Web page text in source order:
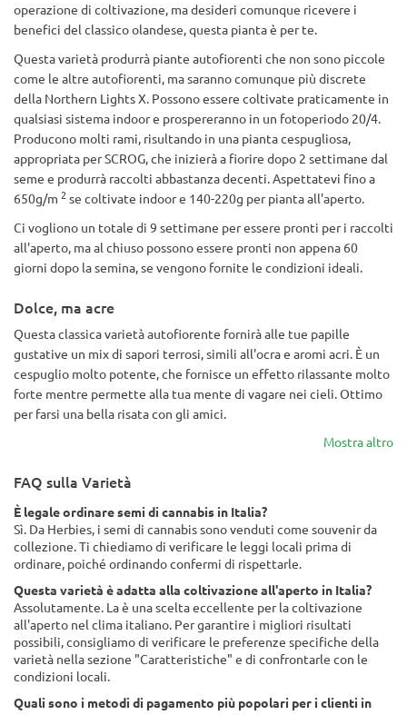
operazione di coltivazione, ma desideri comunque ricevere i
benefici del classico olandese, questa pianta è per te.
Questa varietà produrrà piante autofiorenti che non sono piccole
come le altre autofiorenti, ma saranno comunque più discrete
della Northern Lights X. Possono essere coltivate praticamente in
qualsiasi sistema indoor e prospereranno in un fotoperiodo 20/4.
Producono molti rami, risultando in una pianta cespugliosa,
appropriata per SCROG, che inizierà a fiorire dopo 2 settimane dal
seme e produrrà raccolti abbastanza decenti. Aspettatevi fino a
650g/m 2 se coltivate indoor e 140-220g per pianta all'aperto.
Ci vogliono un totale di 9 settimane per essere pronti per i raccolti
all'aperto, ma al chiuso possono essere pronti non appena 60
giorni dopo la semina, se vengono fornite le condizioni ideali.
Dolce, ma acre
Questa classica varietà autofiorente fornirà alle tue papille
gustative un mix di sapori terrosi, simili all'ocra e aromi acri. È un
cespuglio molto potente, che fornisce un effetto rilassante molto
forte mentre permette alla tua mente di vagare nei cieli. Ottimo
per farsi una bella risata con gli amici.
Mostra altro
FAQ sulla Varietà
È legale ordinare semi di cannabis in Italia?
Sì. Da Herbies, i semi di cannabis sono venduti come souvenir da
collezione. Ti chiediamo di verificare le leggi locali prima di
ordinare, poiché ordinando confermi di rispettarle.
Questa varietà è adatta alla coltivazione all'aperto in Italia?
Assolutamente. La è una scelta eccellente per la coltivazione
all'aperto nel clima italiano. Per garantire i migliori risultati
possibili, consigliamo di verificare le preferenze specifiche della
varietà nella sezione "Caratteristiche" e di confrontarle con le
condizioni locali.
Quali sono i metodi di pagamento più popolari per i clienti in